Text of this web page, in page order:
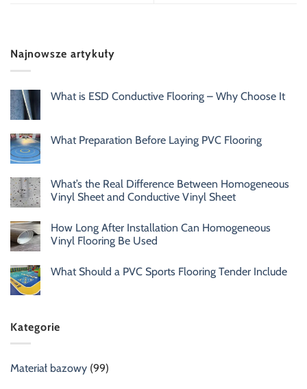
Najnowsze artykuły
What is ESD Conductive Flooring – Why Choose It
What Preparation Before Laying PVC Flooring
What’s the Real Difference Between Homogeneous
Vinyl Sheet and Conductive Vinyl Sheet
How Long After Installation Can Homogeneous
Vinyl Flooring Be Used
What Should a PVC Sports Flooring Tender Include
Kategorie
Materiał bazowy (99)